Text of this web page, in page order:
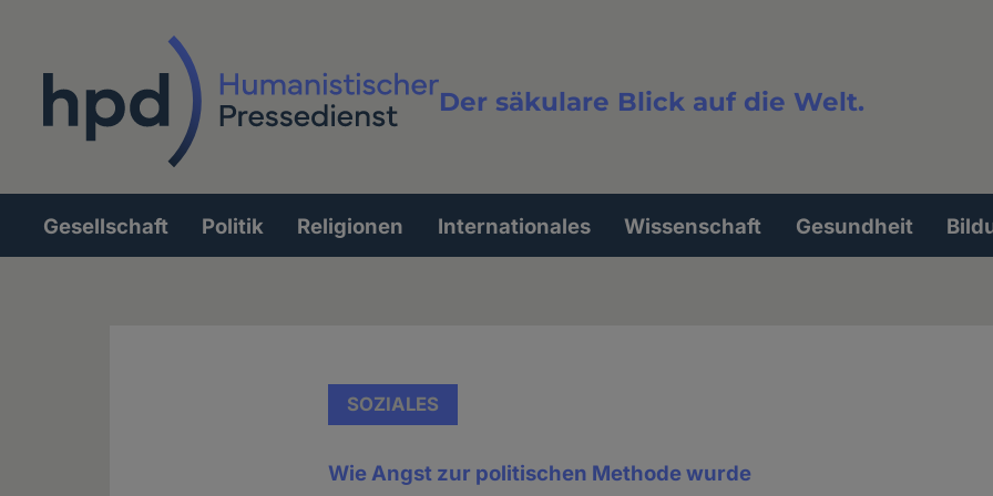
Der säkulare Blick auf die Welt.
Volltextsuche
Hauptnavigation
Gesellschaft Politik Religionen Internationales Wissenschaft Gesundheit
SOZIALES
Wie Angst zur politischen Methode wurde